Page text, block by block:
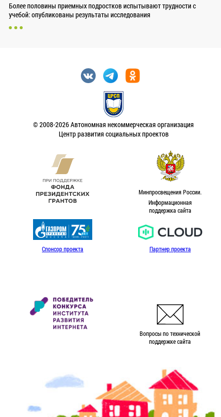
Более половины приемных подростков испытывают трудности с
учебой: опубликованы результаты исследования
© 2008-2026 Автономная некоммерческая организация
Центр развития социальных проектов
Минпросвещения России.
Информационная
поддержка сайта
Спонсор проекта Партнер проекта
Вопросы по технической
поддержке сайта